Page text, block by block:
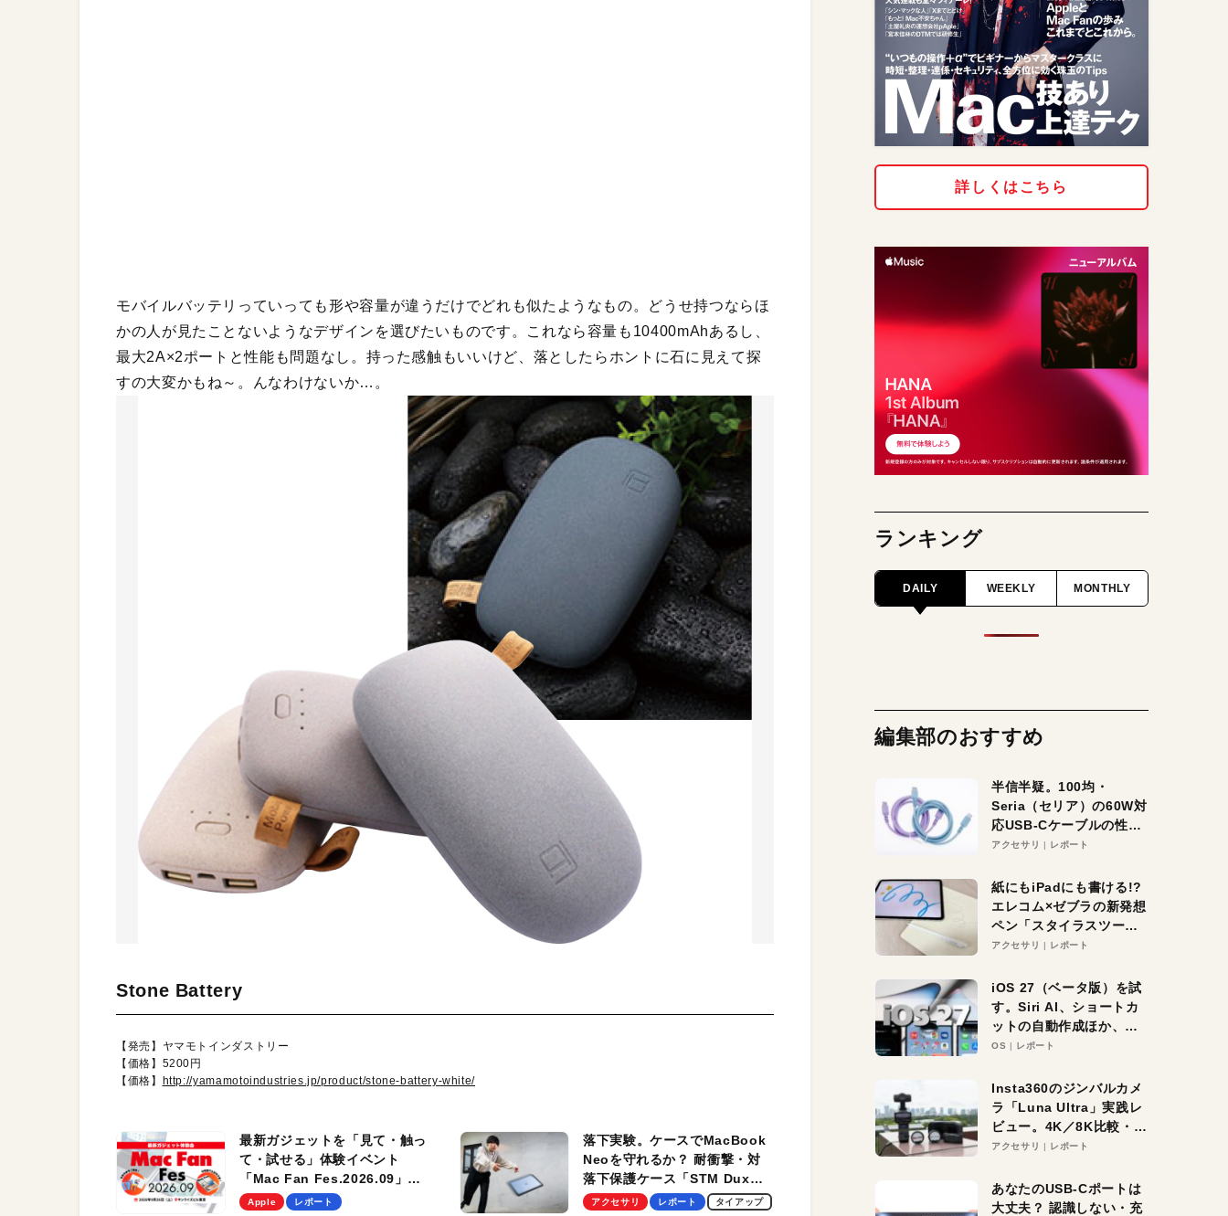
モバイルバッテリっていっても形や容量が違うだけでどれも似たようなもの。どうせ持つならほ
かの人が見たことないようなデザインを選びたいものです。これなら容量も10400mAhあるし、
最大2A×2ポートと性能も問題なし。持った感触もいいけど、落としたらホントに石に見えて探
すの大変かもね～。んなわけないか…。
Stone Battery
【発売】ヤマモトインダストリー
【価格】5200円
【価格】
http://yamamotoindustries.jp/product/stone-battery-white/
最新ガジェットを「見て・触っ
て・試せる」体験イベント
「Mac Fan Fes.2026.09」
を、9月26日（土）に開催しま
Apple レポート
落下実験。ケースでMacBook
Neoを守れるか？ 耐衝撃・対
落下保護ケース「STM Dux
Ultra」を検証。学生、ビジネ
アクセサリ レポート タイアップ
詳しくはこちら
ランキング
DAILY WEEKLY MONTHLY
編集部のおすすめ
半信半疑。100均・
Seria（セリア）の60W対
応USB-Cケーブルの性能
を検証。超コスパの1本を
アクセサリ レポート
紙にもiPadにも書ける!?
エレコム×ゼブラの新発想
ペン「スタイラスツーウ
ェイ」レビュー。持ち替
アクセサリ レポート
iOS 27（ベータ版）を試
す。Siri AI、ショートカ
ットの自動作成ほか、期
待大の便利機能5選。
る未来はすぐそこ！
OS レポート
Insta360のジンバルカメ
ラ「Luna Ultra」実践レ
ビュー。4K／8K比較・ズ
ーム・夜間撮影をチェッ
アクセサリ レポート
あなたのUSB-Cポートは
大丈夫？ 認識しない・充